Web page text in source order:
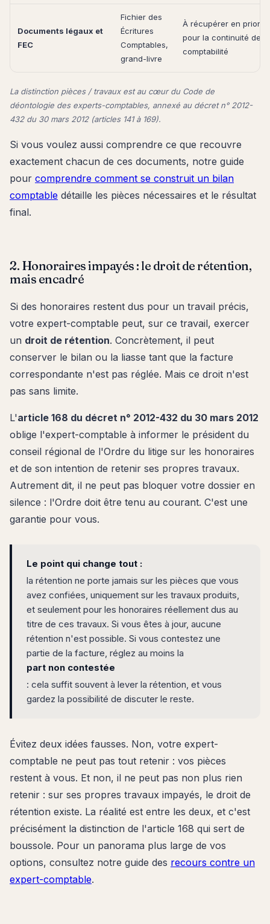
Documents légaux et
FEC
Fichier des
Écritures
Comptables,
grand-livre
À récupérer en priorité
pour la continuité de
comptabilité
La distinction pièces / travaux est au cœur du Code de
déontologie des experts-comptables, annexé au décret n° 2012-
432 du 30 mars 2012 (articles 141 à 169).
Si vous voulez aussi comprendre ce que recouvre
exactement chacun de ces documents, notre guide
pour comprendre comment se construit un bilan
comptable détaille les pièces nécessaires et le résultat
final.
2. Honoraires impayés : le droit de rétention,
mais encadré
Si des honoraires restent dus pour un travail précis,
votre expert-comptable peut, sur ce travail, exercer
un droit de rétention. Concrètement, il peut
conserver le bilan ou la liasse tant que la facture
correspondante n'est pas réglée. Mais ce droit n'est
pas sans limite.
L'article 168 du décret n° 2012-432 du 30 mars 2012
oblige l'expert-comptable à informer le président du
conseil régional de l'Ordre du litige sur les honoraires
et de son intention de retenir ses propres travaux.
Autrement dit, il ne peut pas bloquer votre dossier en
silence : l'Ordre doit être tenu au courant. C'est une
garantie pour vous.
Le point qui change tout :
la rétention ne porte jamais sur les pièces que vous
avez confiées, uniquement sur les travaux produits,
et seulement pour les honoraires réellement dus au
titre de ces travaux. Si vous êtes à jour, aucune
rétention n'est possible. Si vous contestez une
partie de la facture, réglez au moins la
part non contestée
: cela suffit souvent à lever la rétention, et vous
gardez la possibilité de discuter le reste.
Évitez deux idées fausses. Non, votre expert-
comptable ne peut pas tout retenir : vos pièces
restent à vous. Et non, il ne peut pas non plus rien
retenir : sur ses propres travaux impayés, le droit de
rétention existe. La réalité est entre les deux, et c'est
précisément la distinction de l'article 168 qui sert de
boussole. Pour un panorama plus large de vos
options, consultez notre guide des recours contre un
expert-comptable.